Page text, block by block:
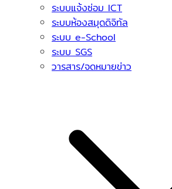
ระบบแจ้งซ่อม ICT
ระบบห้องสมุดดิจิทัล
ระบบ e-School
ระบบ SGS
วารสาร/จดหมายข่าว